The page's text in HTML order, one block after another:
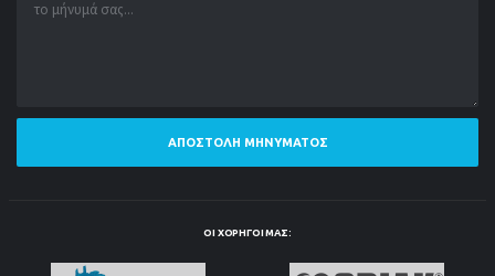
ΑΠΟΣΤΟΛΉ ΜΗΝΎΜΑΤΟΣ
ΟΙ ΧΟΡΗΓΟΊ ΜΑΣ: